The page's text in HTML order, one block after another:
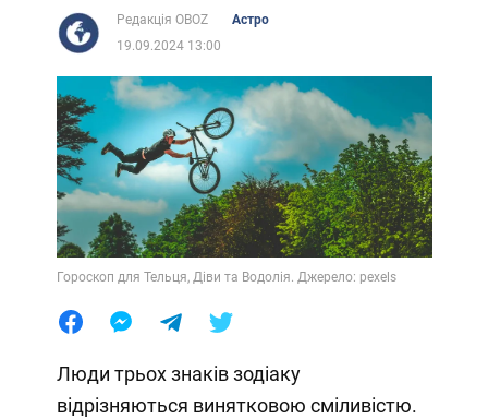
Редакція OBOZ
Астро
19.09.2024 13:00
Гороскоп для Тельця, Діви та Водолія. Джерело: pexels
Люди трьох знаків зодіаку
відрізняються винятковою сміливістю.